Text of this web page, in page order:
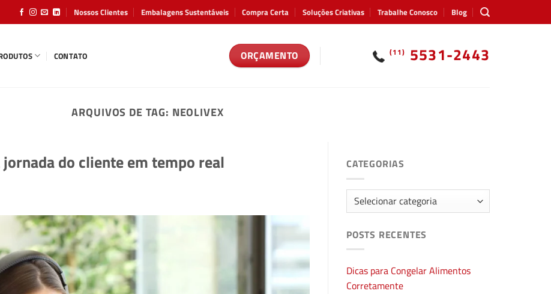
Nossos Clientes Embalagens Sustentáveis Compra Certa Soluções Criativas Trabalhe Conosco Blog
CONTATO ORÇAMENTO (11) 5531-2443
ARQUIVOS DE TAG: NEOLIVEX
do cliente em tempo real CATEGORIAS
Categorias
POSTS RECENTES
Dicas para Congelar Alimentos
Corretamente